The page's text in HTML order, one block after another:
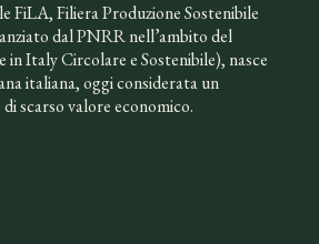
FiLA, Filiera Produzione Sostenibile
dal PNRR nell’ambito del
Italy Circolare e Sostenibile), nasce
italiana, oggi considerata un
scarso valore economico.